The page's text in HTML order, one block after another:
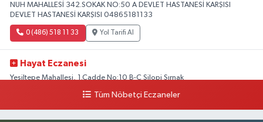
NUH MAHALLESİ 342.SOKAK NO:50 A DEVLET HASTANESİ KARŞISI
DEVLET HASTANESİ KARŞISI 04865181133
0 (486) 518 11 33 Yol Tarifi Al
Hayat Eczanesi
Yeşiltepe Mahallesi, 1.Cadde No:10 B-C Silopi Şırnak
Yol Tarifi Al
Tüm Nöbetçi Eczaneler